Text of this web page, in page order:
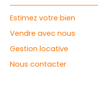
Estimez votre bien
Vendre avec nous
Gestion locative
Nous contacter